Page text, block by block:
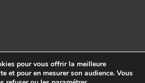
|Politique de confidentialité|Mentions
légales
pour vous offrir la meilleure
et pour en mesurer son audience. Vous